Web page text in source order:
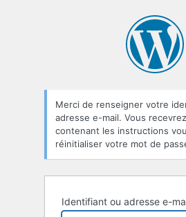
oublié
Merci de renseigner votre
adresse e-mail. Vous
contenant les instructions
réinitialiser votre mot de
Identifiant ou adresse e-